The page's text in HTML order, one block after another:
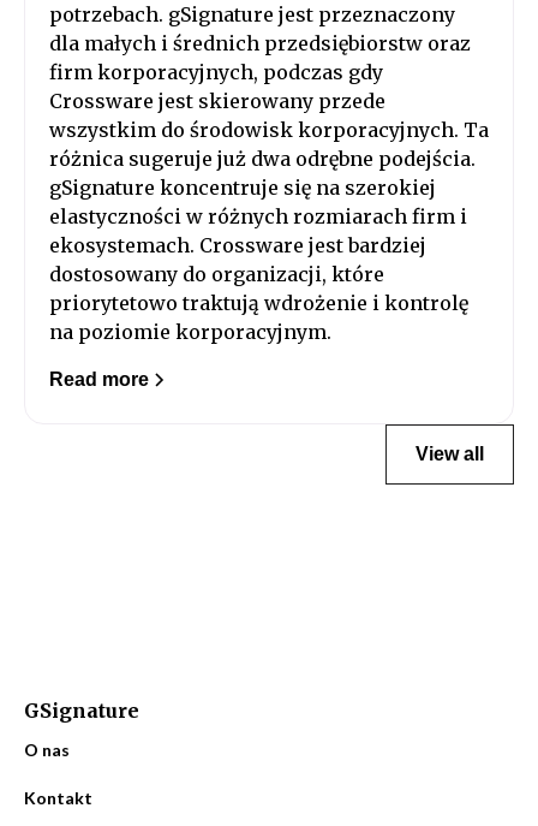
potrzebach. gSignature jest przeznaczony
dla małych i średnich przedsiębiorstw oraz
firm korporacyjnych, podczas gdy
Crossware jest skierowany przede
wszystkim do środowisk korporacyjnych. Ta
różnica sugeruje już dwa odrębne podejścia.
gSignature koncentruje się na szerokiej
elastyczności w różnych rozmiarach firm i
ekosystemach. Crossware jest bardziej
dostosowany do organizacji, które
priorytetowo traktują wdrożenie i kontrolę
na poziomie korporacyjnym.
Read more
View all
GSignature
O nas
Kontakt